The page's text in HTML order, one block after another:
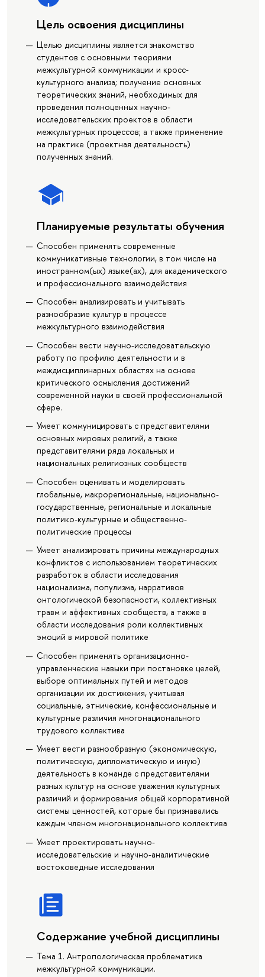
Цель освоения дисциплины
Целью дисциплины является знакомство
студентов с основными теориями
межкультурной коммуникации и кросс-
культурного анализа; получение основных
теоретических знаний, необходимых для
проведения полноценных научно-
исследовательских проектов в области
межкультурных процессов; а также применение
на практике (проектная деятельность)
полученных знаний.
Планируемые результаты обучения
Способен применять современные
коммуникативные технологии, в том числе на
иностранном(ых) языке(ах), для академического
и профессионального взаимодействия
Способен анализировать и учитывать
разнообразие культур в процессе
межкультурного взаимодействия
Способен вести научно-исследовательскую
работу по профилю деятельности и в
междисциплинарных областях на основе
критического осмысления достижений
современной науки в своей профессиональной
сфере.
Умеет коммуницировать с представителями
основных мировых религий, а также
представителями ряда локальных и
национальных религиозных сообществ
Способен оценивать и моделировать
глобальные, макрорегиональные, национально-
государственные, региональные и локальные
политико-культурные и общественно-
политические процессы
Умеет анализировать причины международных
конфликтов с использованием теоретических
разработок в области исследования
национализма, популизма, нарративов
онтологической безопасности, коллективных
травм и аффективных сообществ, а также в
области исследования роли коллективных
эмоций в мировой политике
Способен применять организационно-
управленческие навыки при постановке целей,
выборе оптимальных путей и методов
организации их достижения, учитывая
социальные, этнические, конфессиональные и
культурные различия многонационального
трудового коллектива
Умеет вести разнообразную (экономическую,
политическую, дипломатическую и иную)
деятельность в команде с представителями
разных культур на основе уважения культурных
различий и формирования общей корпоративной
системы ценностей, которые бы признавались
каждым членом многонационального коллектива
Умеет проектировать научно-
исследовательские и научно-аналитические
востоковедные исследования
Содержание учебной дисциплины
Тема 1. Антропологическая проблематика
межкультурной коммуникации.